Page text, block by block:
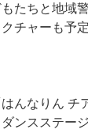
たちと地域
チャーも予
んなりん チ
ンスステー